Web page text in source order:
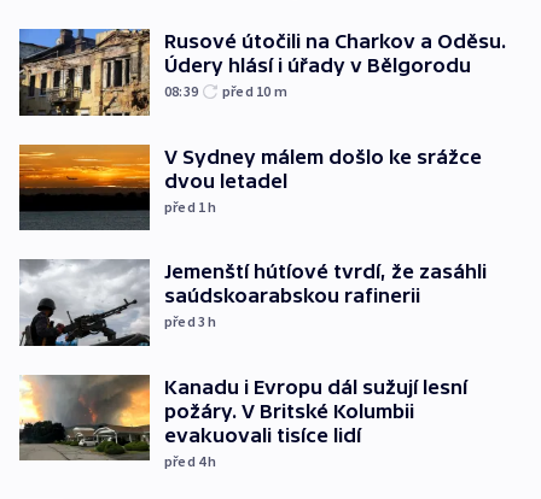
Rusové útočili na Charkov a Oděsu.
Údery hlásí i úřady v Bělgorodu
08:39 před 10 m
V Sydney málem došlo ke srážce
dvou letadel
před 1h
Jemenští hútíové tvrdí, že zasáhli
saúdskoarabskou rafinerii
před 3h
Kanadu i Evropu dál sužují lesní
požáry. V Britské Kolumbii
evakuovali tisíce lidí
před 4h